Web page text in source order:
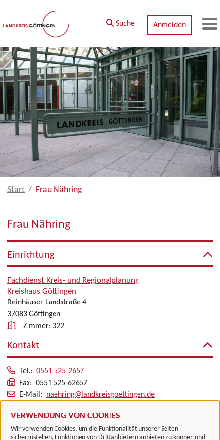
Zum Hauptinhalt springen
VERWENDUNG VON COOKIES
Wir verwenden Cookies, um die Funktionalität unserer Seiten
sicherzustellen, Funktionen von Drittanbietern anbieten zu können und
Suche Anmelden
Start Frau Nähring
Frau Nähring
Einrichtung
Fachdienst Kreis- und Regionalplanung
Kreishaus Göttingen
Reinhäuser Landstraße 4
37083 Göttingen
Zimmer: 322
Kontakt
Tel.: 0551 525-2657
Fax: 0551 525-62657
E-Mail: naehring@landkreisgoettingen.de
Alle zugeordneten Einrichtungen